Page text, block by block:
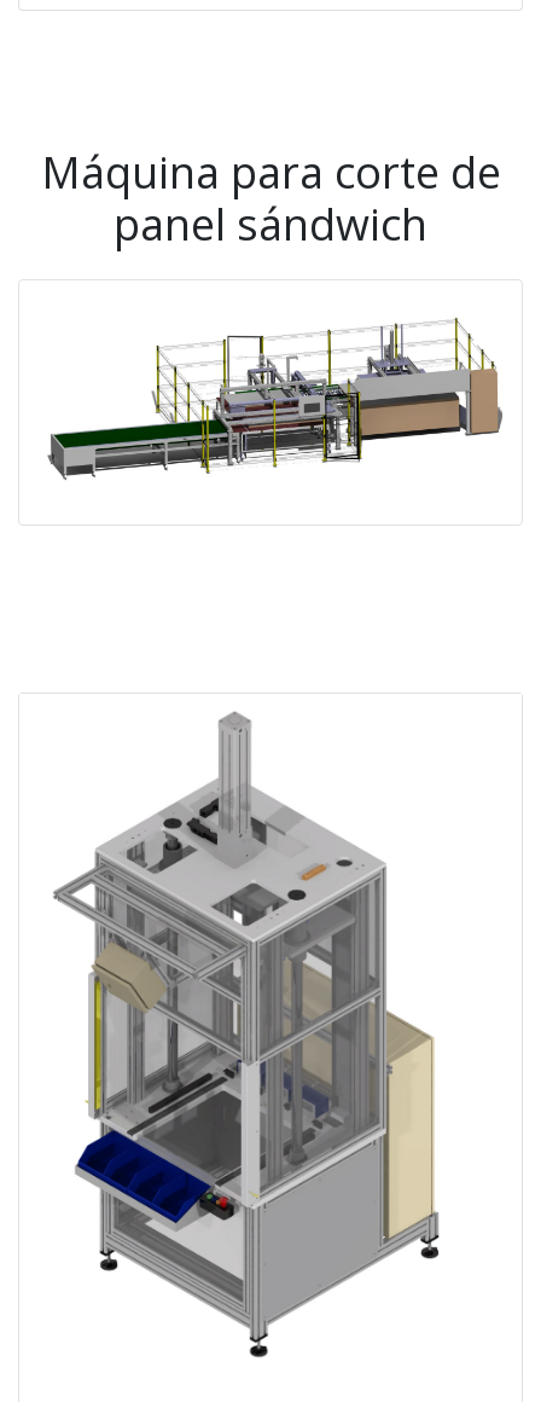
Máquina para corte de
panel sándwich